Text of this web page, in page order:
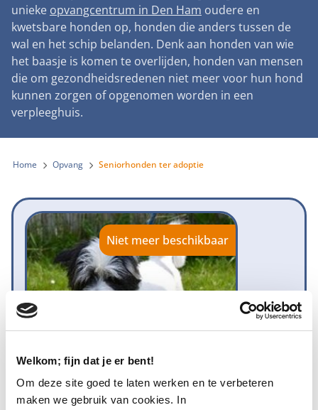
Welkom; fijn dat je er bent!
Om deze site goed te laten werken en te verbeteren
maken we gebruik van cookies. In
Landelijke registratie bijtincidenten
Verantwoord fokbeleid
Landelijk vuurwerkverbod
Verplichte pre-aanschaf cursus
Gemeentelijk meldpunt bijtincidenten
Bescherming tegen grasaren
Lezingen
Symposium Gemeentelijk Dierenbeleid
Teken onze petitie
Steun als bedrijf
Adopteer een seniorhond
Sponsor een seniorhond
Steun als vrijwilliger
Honden voor Honden Loop
Vraag een donatiebox aan
Wat wij doen
Onze organisatie
Samenwerking
Jaarverslag
Vacatures
Donateursmagazine Hond
Onze successen voor honden
Contactgegevens
Pers
Nieuws
Nieuwsbrief
Incassodata
Zoeken
unieke opvangcentrum in Den Ham oudere en
kwetsbare honden op, honden die anders tussen de
wal en het schip belanden. Denk aan honden van wie
het baasje is komen te overlijden, honden van mensen
die om gezondheidsredenen niet meer voor hun hond
kunnen zorgen of opgenomen worden in een
verpleeghuis.
Home Opvang Seniorhonden ter adoptie
Niet meer beschikbaar